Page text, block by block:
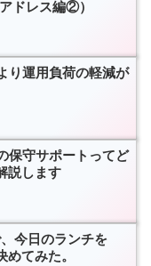
ドレス編②）
り運用負荷の軽減が
保守サポートってど
説します
今日のランチを
めてみた。